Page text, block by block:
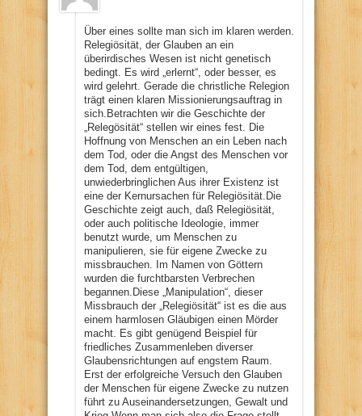
Über eines sollte man sich im klaren werden.
Relegiösität, der Glauben an ein
überirdisches Wesen ist nicht genetisch
bedingt. Es wird „erlernt“, oder besser, es
wird gelehrt. Gerade die christliche Relegion
trägt einen klaren Missionierungsauftrag in
sich.Betrachten wir die Geschichte der
„Relegösität“ stellen wir eines fest. Die
Hoffnung von Menschen an ein Leben nach
dem Tod, oder die Angst des Menschen vor
dem Tod, dem entgültigen,
unwiederbringlichen Aus ihrer Existenz ist
eine der Kernursachen für Relegiösität.Die
Geschichte zeigt auch, daß Relegiösität,
oder auch politische Ideologie, immer
benutzt wurde, um Menschen zu
manipulieren, sie für eigene Zwecke zu
missbrauchen. Im Namen von Göttern
wurden die furchtbarsten Verbrechen
begannen.Diese „Manipulation“, dieser
Missbrauch der „Relegiösität“ ist es die aus
einem harmlosen Gläubigen einen Mörder
macht. Es gibt genügend Beispiel für
friedliches Zusammenleben diverser
Glaubensrichtungen auf engstem Raum.
Erst der erfolgreiche Versuch den Glauben
der Menschen für eigene Zwecke zu nutzen
führt zu Auseinandersetzungen, Gewalt und